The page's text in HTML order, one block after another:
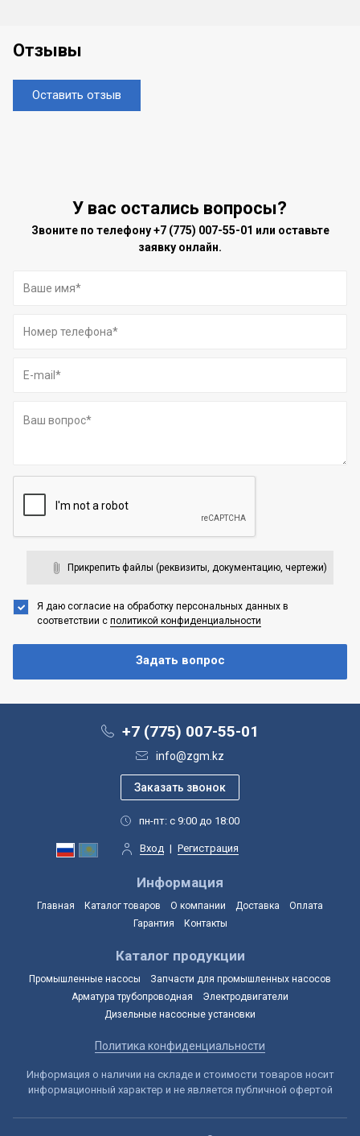
Отзывы
Оставить отзыв
У вас остались вопросы?
Звоните по телефону+7 (775) 007-55-01 или оставьте
заявку онлайн.
Прикрепить файлы (реквизиты, документацию, чертежи)
Я даю согласие на обработку персональных данных в
соответствии с политикой конфиденциальности
+7 (775) 007-55-01
info@zgm.kz
пн-пт: с 9:00 до 18:00
Вход | Регистрация
Информация
Главная Каталог товаров О компании Доставка
Оплата
Гарантия
Контакты
Каталог продукции
Промышленные насосы
Запчасти для промышленных насосов
Арматура трубопроводная
Электродвигатели
Дизельные насосные установки
Политика конфиденциальности
Информация о наличии на складе и стоимости товаров носит
информационный характер и не является публичной офертой